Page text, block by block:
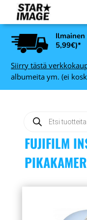
5,99€)*
Siirry tästä
albumeita ym. (ei
search
FUJIFILM